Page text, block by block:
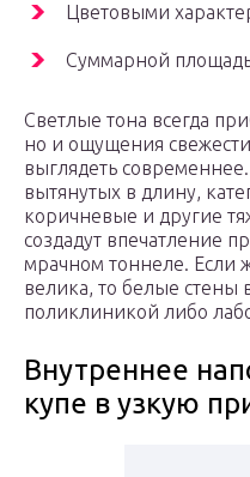
Цветовыми
Суммарной
Светлые тона всегда
но и ощущения
выглядеть
вытянутых в длину,
коричневые и другие
создадут впечатление
мрачном тоннеле. Если
велика, то белые стены
поликлиникой либо
Внутреннее
купе в узкую